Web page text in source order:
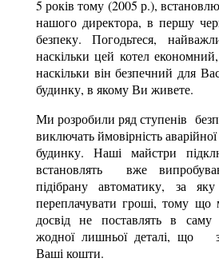
5 років тому (2005 р.),
нашого директора, в першу
безпеку. Погодьтеся,
наскільки цей котел
наскільки він безпечний для
будинку, в якому Ви живете.
Ми розробили ряд ступенів
виключать ймовірність
будинку. Наші майстри
встановлять вже
підібрану автоматику, за
переплачувати гроші, тому що
досвід не поставлять в
жодної лишньої деталі, що
Ваші кошти.